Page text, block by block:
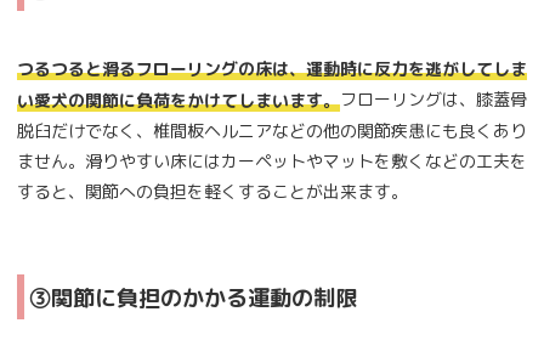
つるつると滑るフローリングの床は、運動時に反力を逃がしてしま
い愛犬の関節に負荷をかけてしまいます。フローリングは、膝蓋骨
脱臼だけでなく、椎間板ヘルニアなどの他の関節疾患にも良くあり
ません。滑りやすい床にはカーペットやマットを敷くなどの工夫を
すると、関節への負担を軽くすることが出来ます。
③関節に負担のかかる運動の制限